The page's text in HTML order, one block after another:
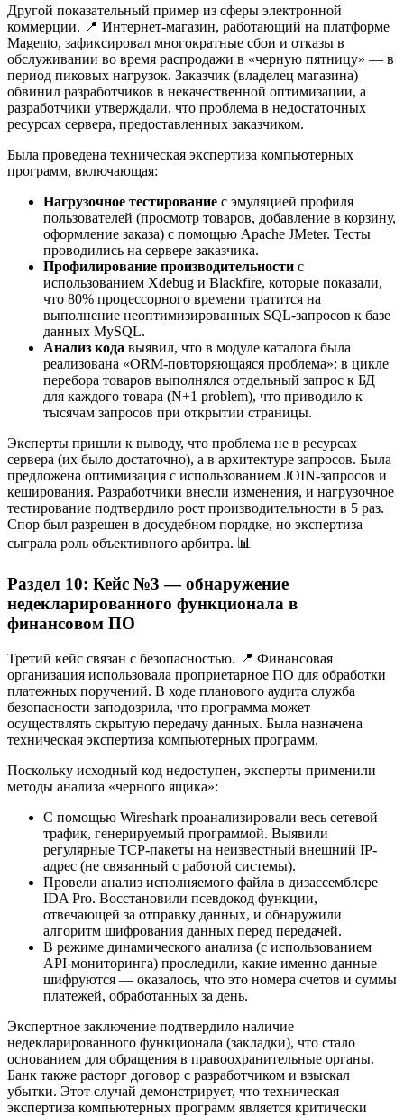
Другой показательный пример из сферы электронной
коммерции. 📍 Интернет-магазин, работающий на платформе
Magento, зафиксировал многократные сбои и отказы в
обслуживании во время распродажи в «черную пятницу» — в
период пиковых нагрузок. Заказчик (владелец магазина)
обвинил разработчиков в некачественной оптимизации, а
разработчики утверждали, что проблема в недостаточных
ресурсах сервера, предоставленных заказчиком.
Была проведена техническая экспертиза компьютерных
программ, включающая:
Нагрузочное тестирование с эмуляцией профиля
пользователей (просмотр товаров, добавление в корзину,
оформление заказа) с помощью Apache JMeter. Тесты
проводились на сервере заказчика.
Профилирование производительности с
использованием Xdebug и Blackfire, которые показали,
что 80% процессорного времени тратится на
выполнение неоптимизированных SQL-запросов к базе
данных MySQL.
Анализ кода выявил, что в модуле каталога была
реализована «ORM-повторяющаяся проблема»: в цикле
перебора товаров выполнялся отдельный запрос к БД
для каждого товара (N+1 problem), что приводило к
тысячам запросов при открытии страницы.
Эксперты пришли к выводу, что проблема не в ресурсах
сервера (их было достаточно), а в архитектуре запросов. Была
предложена оптимизация с использованием JOIN-запросов и
кеширования. Разработчики внесли изменения, и нагрузочное
тестирование подтвердило рост производительности в 5 раз.
Спор был разрешен в досудебном порядке, но экспертиза
сыграла роль объективного арбитра. 📊
Раздел 10: Кейс №3 — обнаружение
недекларированного функционала в
финансовом ПО
Третий кейс связан с безопасностью. 📍 Финансовая
организация использовала проприетарное ПО для обработки
платежных поручений. В ходе планового аудита служба
безопасности заподозрила, что программа может
осуществлять скрытую передачу данных. Была назначена
техническая экспертиза компьютерных программ.
Поскольку исходный код недоступен, эксперты применили
методы анализа «черного ящика»:
С помощью Wireshark проанализировали весь сетевой
трафик, генерируемый программой. Выявили
регулярные TCP-пакеты на неизвестный внешний IP-
адрес (не связанный с работой системы).
Провели анализ исполняемого файла в дизассемблере
IDA Pro. Восстановили псевдокод функции,
отвечающей за отправку данных, и обнаружили
алгоритм шифрования данных перед передачей.
В режиме динамического анализа (с использованием
API-мониторинга) проследили, какие именно данные
шифруются — оказалось, что это номера счетов и суммы
платежей, обработанных за день.
Экспертное заключение подтвердило наличие
недекларированного функционала (закладки), что стало
основанием для обращения в правоохранительные органы.
Банк также расторг договор с разработчиком и взыскал
убытки. Этот случай демонстрирует, что техническая
экспертиза компьютерных программ является критически